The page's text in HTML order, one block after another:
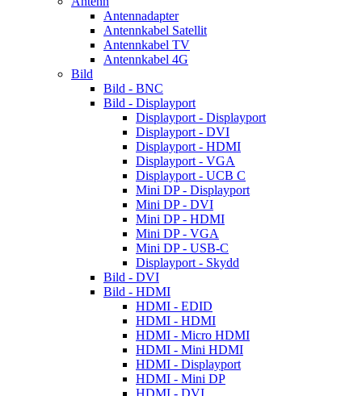
Antennadapter
Antennkabel Satellit
Antennkabel TV
Antennkabel 4G
Bild
Bild - BNC
Bild - Displayport
Displayport - Displayport
Displayport - DVI
Displayport - HDMI
Displayport - VGA
Displayport - UCB C
Mini DP - Displayport
Mini DP - DVI
Mini DP - HDMI
Mini DP - VGA
Mini DP - USB-C
Displayport - Skydd
Bild - DVI
Bild - HDMI
HDMI - EDID
HDMI - HDMI
HDMI - Micro HDMI
HDMI - Mini HDMI
HDMI - Displayport
HDMI - Mini DP
HDMI - DVI